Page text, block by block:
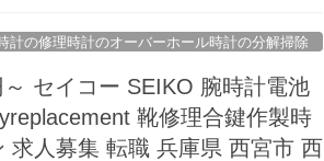
計の修理時計のオーバーホール時計の分解掃除
セイコー SEIKO 腕時計電池
靴修理合鍵作製時
求人募集 転職 兵庫県 西宮市 西